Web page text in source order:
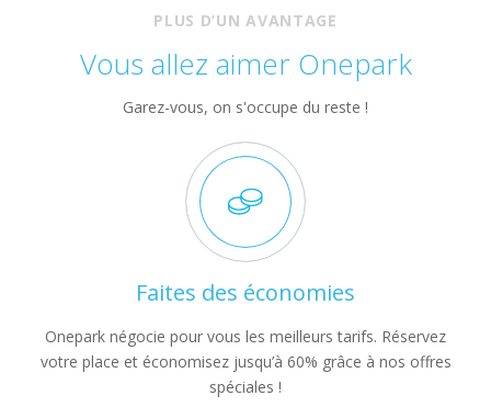
PLUS D’UN AVANTAGE
Vous allez aimer Onepark
Garez-vous, on s'occupe du reste !
Faites des économies
Onepark négocie pour vous les meilleurs tarifs. Réservez
votre place et économisez jusqu’à 60% grâce à nos offres
spéciales !